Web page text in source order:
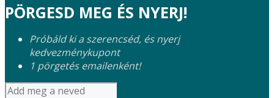
PÖRGESD MEG ÉS NYERJ!
Próbáld ki a szerencséd, és nyerj
kedvezménykupont
1 pörgetés emailenként!